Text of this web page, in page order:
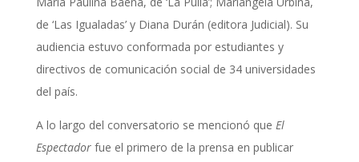
de ‘Las Igualadas’ y Diana Durán (editora Judicial). Su
audiencia estuvo conformada por estudiantes y
directivos de comunicación social de 34 universidades
del país.
A lo largo del conversatorio se mencionó que El
Espectadorfue el primero de la prensa en publicar